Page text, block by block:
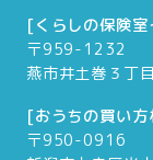
[くらしの保険
〒959-1232
燕市井土巻３丁
[おうちの買い
〒950-0916